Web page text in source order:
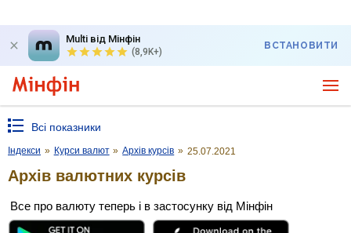
Multi від Мінфін
(8,9K+)
ВСТАНОВИТИ
Всі показники
Індекси » Курси валют » Архів курсів » 25.07.2021
Архів валютних курсів
Все про валюту теперь і в застосунку від Мінфін